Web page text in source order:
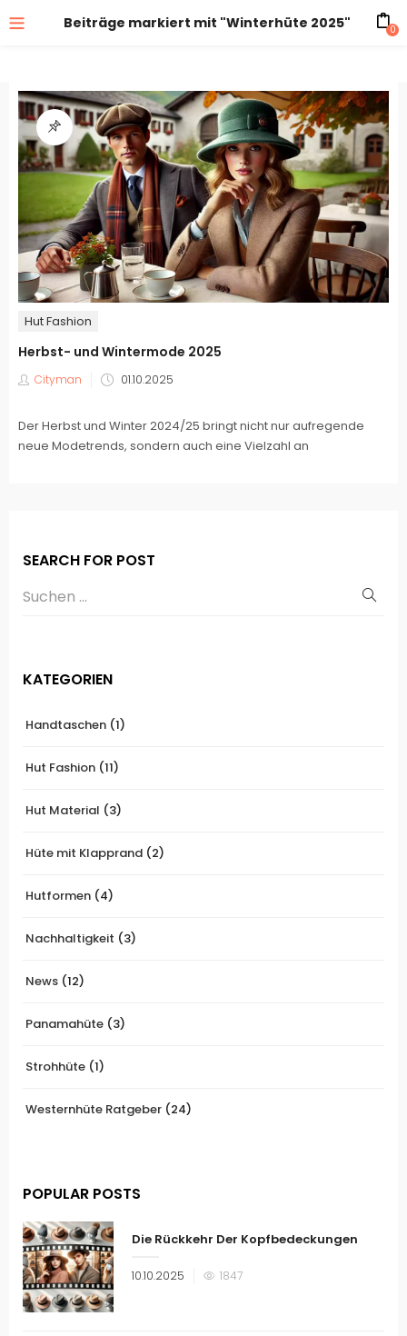
Beiträge markiert mit "Winterhüte 2025" 0
Hut Fashion
Herbst- und Wintermode 2025
Cityman
Veröffentlicht
01.10.2025
Der Herbst und Winter 2024/25 bringt nicht nur aufregende
neue Modetrends, sondern auch eine Vielzahl an
SEARCH FOR POST
KATEGORIEN
Handtaschen (1)
Hut Fashion (11)
Hut Material (3)
Hüte mit Klapprand (2)
Hutformen (4)
Nachhaltigkeit (3)
News (12)
Panamahüte (3)
Strohhüte (1)
Westernhüte Ratgeber (24)
POPULAR POSTS
Die Rückkehr Der Kopfbedeckungen
Veröffentlicht
10.10.2025 1847